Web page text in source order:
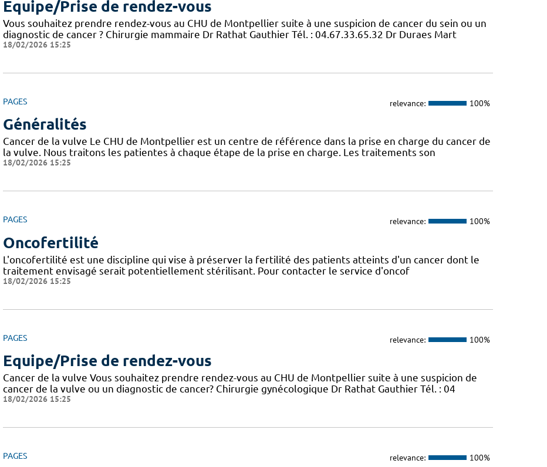
Equipe/Prise de rendez-vous
Vous souhaitez prendre rendez-vous au CHU de Montpellier suite à une suspicion de cancer du sein ou un
diagnostic de cancer ? Chirurgie mammaire Dr Rathat Gauthier Tél. : 04.67.33.65.32 Dr Duraes Mart
18/02/2026 15:25
PAGES relevance: 100%
Généralités
Cancer de la vulve Le CHU de Montpellier est un centre de référence dans la prise en charge du cancer de
la vulve. Nous traitons les patientes à chaque étape de la prise en charge. Les traitements son
18/02/2026 15:25
PAGES relevance: 100%
Oncofertilité
L'oncofertilité est une discipline qui vise à préserver la fertilité des patients atteints d'un cancer dont le
traitement envisagé serait potentiellement stérilisant. Pour contacter le service d'oncof
18/02/2026 15:25
PAGES relevance: 100%
Equipe/Prise de rendez-vous
Cancer de la vulve Vous souhaitez prendre rendez-vous au CHU de Montpellier suite à une suspicion de
cancer de la vulve ou un diagnostic de cancer? Chirurgie gynécologique Dr Rathat Gauthier Tél. : 04
18/02/2026 15:25
PAGES relevance: 100%